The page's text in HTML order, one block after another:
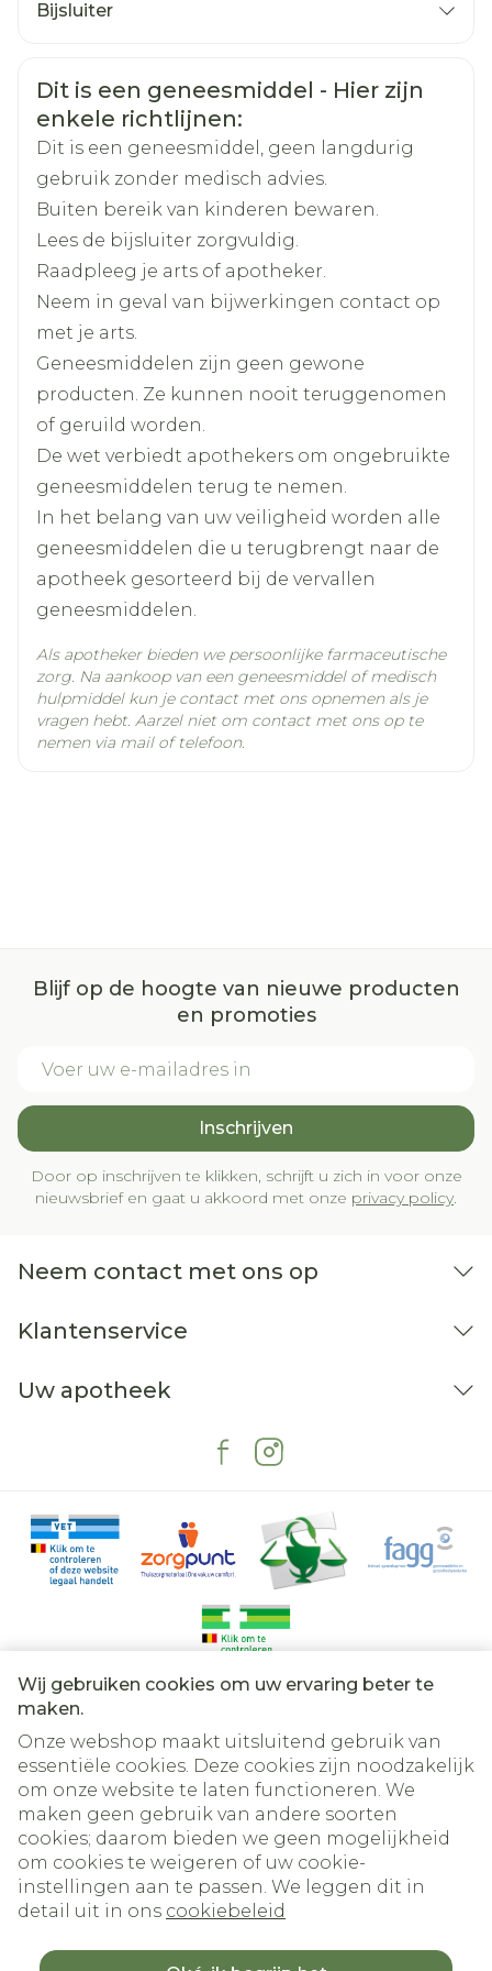
Wij gebruiken cookies om uw ervaring beter te
maken.
Onze webshop maakt uitsluitend gebruik van
essentiële cookies. Deze cookies zijn noodzakelijk
om onze website te laten functioneren. We
maken geen gebruik van andere soorten
cookies; daarom bieden we geen mogelijkheid
om cookies te weigeren of uw cookie-
instellingen aan te passen. We leggen dit in
detail uit in ons cookiebeleid
probeer u te ontspannen
Gebruik geen nitraten om de pijn op uw
borst te behandelen
Een plotselinge vermindering of een plots
verlies van het gezichtsvermogen – dit
gebeurt zelden
Ernstige huidreacties – dit gebeurt zelden
("poppers"), omdat deze combinatie
daling van uw bloeddruk.
U neemt riociguat in.
U heeft een ernstig hart- of leverprobleem.
U heeft recent een beroerte of een
hartaanval gehad, of u heeft een lage
bloeddruk.
U heeft een bepaalde, zeldzame erfelijke
oogafwijking (zoals retinitis pigmentosa).
U heeft ooit verlies van het
gezichtsvermogen gehad vanwege non-
arteritic anterior ischaemic optic neuropathy
(NAION)
Merken Aurobindo
Breedte 55 mm
Lengte
Diepte 50 mm
Ingrediënten
sildenafil citraat
Behoud
Kamertemperatuur (15°C -
25°C)
Bijsluiter
Veiligheidsinformatie
Dit is een geneesmiddel - Hier zijn
enkele richtlijnen:
Dit is een geneesmiddel, geen langdurig
gebruik zonder medisch advies.
Buiten bereik van kinderen bewaren.
Lees de bijsluiter zorgvuldig.
Raadpleeg je arts of apotheker.
Neem in geval van bijwerkingen contact op
met je arts.
Geneesmiddelen zijn geen gewone
producten. Ze kunnen nooit teruggenomen
of geruild worden.
De wet verbiedt apothekers om ongebruikte
geneesmiddelen terug te nemen.
In het belang van uw veiligheid worden alle
geneesmiddelen die u terugbrengt naar de
apotheek gesorteerd bij de vervallen
geneesmiddelen.
Als apotheker bieden we persoonlijke farmaceutische
zorg. Na aankoop van een geneesmiddel of medisch
hulpmiddel kun je contact met ons opnemen als je
vragen hebt. Aarzel niet om contact met ons op te
nemen via mail of telefoon.
Blijf op de hoogte van nieuwe producten
en promoties
Inschrijven
Door op inschrijven te klikken, schrijft u zich in voor onze
nieuwsbrief en gaat u akkoord met onze privacy policy.
Neem contact met ons op
Klantenservice
Uw apotheek
Juridische links